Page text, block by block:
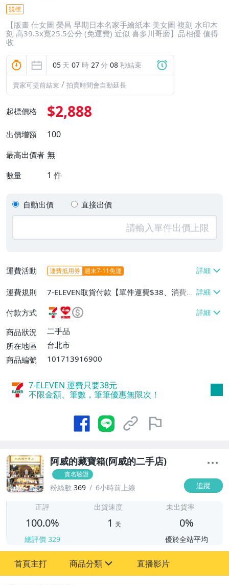
競標
【版畫 仕女圖 榮昌 早期日本名家手繪紙本 美女圖 複刻 水印木
刻 高39.3x寬25.5公分 (免運費) 近似 喜多川哥磨】品相優 值得
收
05 天 07 時 27分 07 秒結束
賣家可提前結束 / 拍賣時間會自動延長
起標價格 $2,888
出價增額 100
最高出價者 無
數量 1 件
自動出價 直接出價
運費活動 運費抵用券 週末7-11免運
運費規則
7-ELEVEN取貨付款【單件運費$38、消費滿
$500免運費】、萊爾富取貨付款【單件運
費$60、消費滿$500免運費】、郵局掛號
【單件運費$65、消費滿$500免運費】、面
交/自取/不寄送【免運費】
付款方式
商品狀況
二手品
所在地區
台北市
商品編號
101713916900
7-ELEVEN 運費只要38元
不限金額、筆數，筆筆優惠無限次！
阿威的藏寶箱(阿威的二手店)
實名驗證
粉絲數 369 6小時前上線 追蹤
正評
100.0%
總評價 329
出貨速度
1 天
未出貨率
0%
優於全站平均
首頁主打 商品分類 直播影片